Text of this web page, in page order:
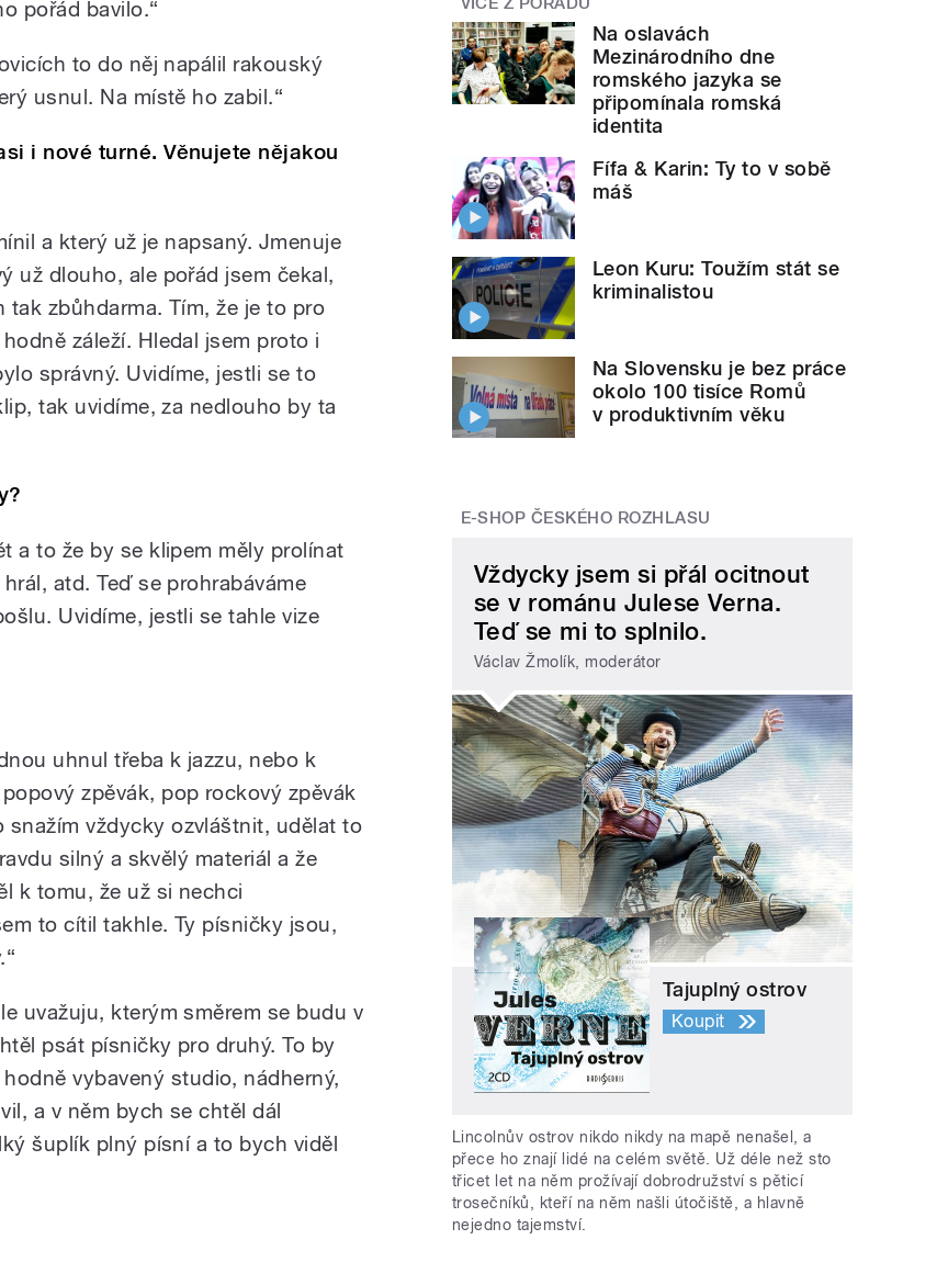
pořád bavilo.“
to do něj napálil rakouský
usnul. Na místě ho zabil.“
i nové turné. Věnujete nějakou
a který už je napsaný. Jmenuje
už dlouho, ale pořád jsem čekal,
zbůhdarma. Tím, že je to pro
záleží. Hledal jsem proto i
správný. Uvidíme, jestli se to
tak uvidíme, za nedlouho by ta
a to že by se klipem měly prolínat
atd. Teď se prohrabáváme
Uvidíme, jestli se tahle vize
uhnul třeba k jazzu, nebo k
zpěvák, pop rockový zpěvák
snažím vždycky ozvláštnit, udělat to
silný a skvělý materiál a že
k tomu, že už si nechci
to cítil takhle. Ty písničky jsou,
uvažuju, kterým směrem se budu v
psát písničky pro druhý. To by
vybavený studio, nádherný,
a v něm bych se chtěl dál
šuplík plný písní a to bych viděl
Na oslavách
Mezinárodního dne
romského jazyka se
připomínala romská
identita
Fífa & Karin: Ty to v sobě
máš
Leon Kuru: Toužím stát se
kriminalistou
Na Slovensku je bez práce
okolo 100 tisíce Romů
v produktivním věku
E-SHOP ČESKÉHO ROZHLASU
Vždycky jsem si přál ocitnout
se v románu Julese Verna.
Teď se mi to splnilo.
Václav Žmolík, moderátor
Tajuplný ostrov
Koupit
Lincolnův ostrov nikdo nikdy na mapě nenašel, a
přece ho znají lidé na celém světě. Už déle než sto
třicet let na něm prožívají dobrodružství s pěticí
trosečníků, kteří na něm našli útočiště, a hlavně
nejedno tajemství.